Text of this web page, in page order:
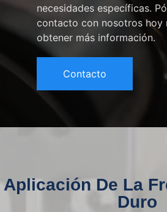
necesidades específicas.
contacto con nosotros hoy
obtener más información.
Contacto
Aplicación De La
Duro